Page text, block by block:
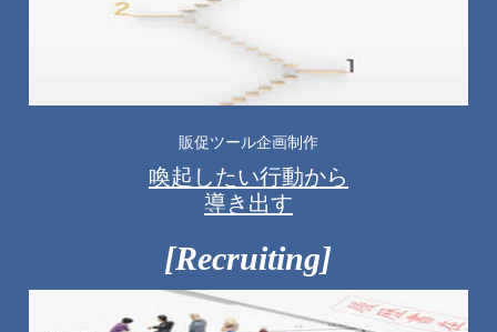
販促ツール企画制作
喚起したい行動から
導き出す
[Recruiting]